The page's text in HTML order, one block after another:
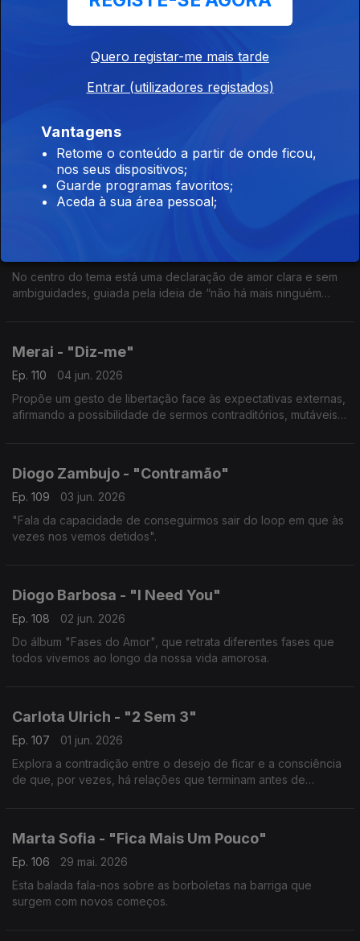
entre proximidade e distanciamento, desejo e resistência.
Sofia Hoffman + Nitin Sawhney - "Dolce Fare
Ep. 112
08 jun. 2026
Nova versão do tema, assinada pelo bem conhecido
compositor, produtor e multi-instrumentista britânico Nitin
Sawhney.
No centro do tema está uma declaração de amor clara e sem
ambiguidades, guiada pela ideia de “não há mais ninguém
Merai - "Diz-me"
Ep. 110
04 jun. 2026
Propõe um gesto de libertação face às expectativas externas,
afirmando a possibilidade de sermos contraditórios, mutáveis e
Diogo Zambujo - "Contramão"
Ep. 109
03 jun. 2026
"Fala da capacidade de conseguirmos sair do loop em que às
vezes nos vemos detidos".
Diogo Barbosa - "I Need You"
Ep. 108
02 jun. 2026
Do álbum "Fases do Amor", que retrata diferentes fases que
todos vivemos ao longo da nossa vida amorosa.
Carlota Ulrich - "2 Sem 3"
Ep. 107
01 jun. 2026
Explora a contradição entre o desejo de ficar e a consciência
de que, por vezes, há relações que terminam antes de
Marta Sofia - "Fica Mais Um Pouco"
Ep. 106
29 mai. 2026
Esta balada fala-nos sobre as borboletas na barriga que
surgem com novos começos.
Quero registar-me mais tarde
Entrar (utilizadores registados)
Vantagens
Retome o conteúdo a partir de onde ficou,
nos seus dispositivos;
Guarde programas favoritos;
Aceda à sua área pessoal;